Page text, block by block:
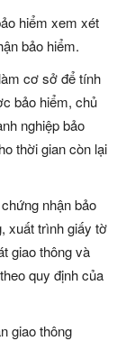
hiểm xem xét
bảo hiểm.
cơ sở để tính
bảo hiểm, chủ
nghiệp bảo
thời gian còn lại
nhận bảo
xuất trình giấy tờ
giao thông và
quy định của
giao thông